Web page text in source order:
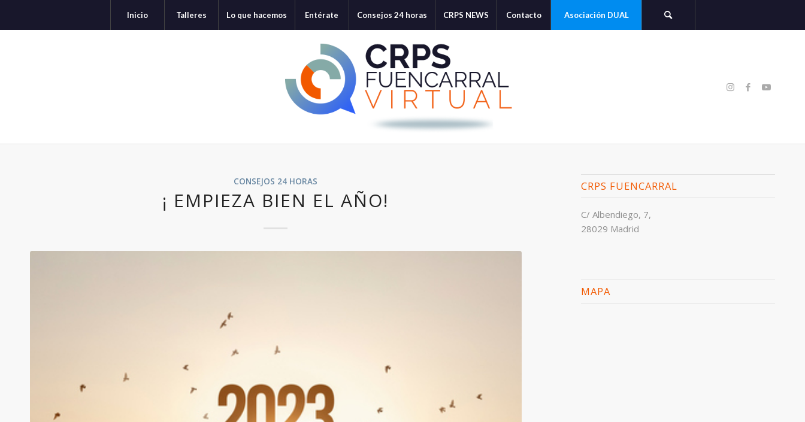
Inicio Talleres Lo que hacemos Entérate Consejos 24 horas CRPS NEWS Contacto Asociación DUAL
CONSEJOS 24 HORAS
¡ EMPIEZA BIEN EL AÑO!
CRPS FUENCARRAL
C/ Albendiego, 7,
28029 Madrid
MAPA